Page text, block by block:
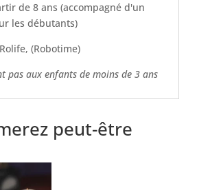
de 8 ans (accompagné d'un
les débutants)
Rolife, (Robotime)
pas aux enfants de moins de 3 ans
peut-être